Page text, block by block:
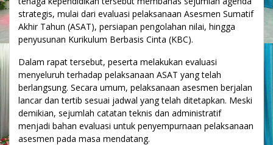
strategis, mulai dari evaluasi pelaksanaan Asesmen Sumatif
Akhir Tahun (ASAT), persiapan pengolahan nilai, hingga
penyusunan Kurikulum Berbasis Cinta (KBC).
Dalam rapat tersebut, peserta melakukan evaluasi
menyeluruh terhadap pelaksanaan ASAT yang telah
berlangsung. Secara umum, pelaksanaan asesmen berjalan
lancar dan tertib sesuai jadwal yang telah ditetapkan. Meski
demikian, sejumlah catatan teknis dan administratif
menjadi bahan evaluasi untuk penyempurnaan pelaksanaan
asesmen pada masa mendatang.